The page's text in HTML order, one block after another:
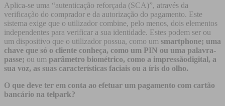
Aplica-se uma “autenticação reforçada (SCA)”, através da
verificação do comprador e da autorização do pagamento. Este
sistema exige que o utilizador combine, pelo menos, dois elementos
independentes para verificar a sua identidade. Estes podem ser ou
um dispositivo que o utilizador possua, como um smartphone; uma
chave que só o cliente conheça, como um PIN ou uma palavra-
passe; ou um parâmetro biométrico, como a impressãodigital, a
sua voz, as suas características faciais ou a íris do olho.
O que deve ter em conta ao efetuar um pagamento com cartão
bancário na telpark?